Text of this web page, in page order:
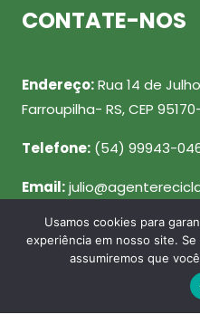
CONTATE-NOS
Endereço:Rua 14 de
Farroupilha- RS, CEP
Telefone: (54) 99943-
Email:
REDES SOCIAIS
Usamos cookies para
experiência em nosso site.
assumiremos que